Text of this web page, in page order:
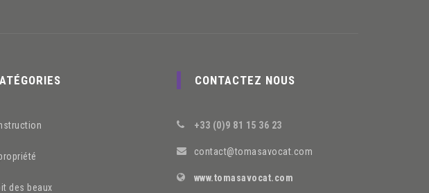
des beaux
CONTACTEZ NOUS
+33 (0)9 81 15 36 23
contact@tomasavocat.com
www.tomasavocat.com